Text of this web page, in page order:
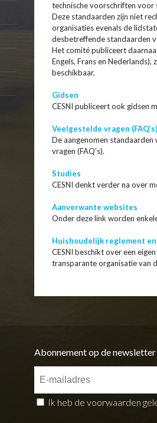
technische voorschriften voor
Deze standaarden zijn niet
organisaties evenals de
desbetreffende standaarden
Het comité publiceert
Engels, Frans en
beschikbaar.
Gidsen
CESNI publiceert ook gidsen
Veelgestelde vragen (FAQ’s)
De aangenomen
vragen (FAQ’s).
Studies
CESNI denkt verder na over
Aanverwante websites
Onder deze link worden
Huishoudelijk reglement
CESNI beschikt over een
transparante organisatie van
Abonnement op de newsletter
Ik heb de voorwaarden